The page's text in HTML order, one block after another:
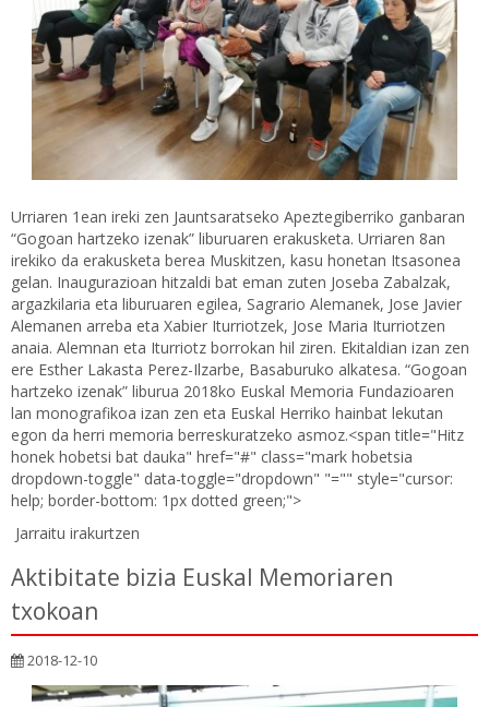
Urriaren 1ean ireki zen Jauntsaratseko Apeztegiberriko ganbaran
“Gogoan hartzeko izenak” liburuaren erakusketa. Urriaren 8an
irekiko da erakusketa berea Muskitzen, kasu honetan Itsasonea
gelan. Inaugurazioan hitzaldi bat eman zuten Joseba Zabalzak,
argazkilaria eta liburuaren egilea, Sagrario Alemanek, Jose Javier
Alemanen arreba eta Xabier Iturriotzek, Jose Maria Iturriotzen
anaia. Alemnan eta Iturriotz borrokan hil ziren. Ekitaldian izan zen
ere Esther Lakasta Perez-Ilzarbe, Basaburuko alkatesa. “Gogoan
hartzeko izenak” liburua 2018ko Euskal Memoria Fundazioaren
lan monografikoa izan zen eta Euskal Herriko hainbat lekutan
egon da herri memoria berreskuratzeko asmoz.<span title="Hitz
honek hobetsi bat dauka" href="#" class="mark hobetsia
dropdown-toggle" data-toggle="dropdown" "="" style="cursor:
help; border-bottom: 1px dotted green;">
Jarraitu irakurtzen
Aktibitate bizia Euskal Memoriaren
txokoan
2018-12-10